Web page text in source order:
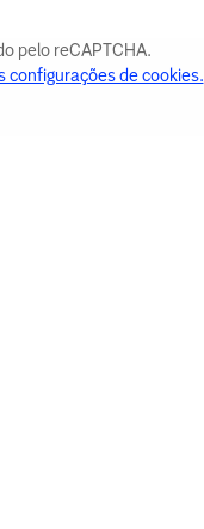
pelo reCAPTCHA.
configurações de cookies.